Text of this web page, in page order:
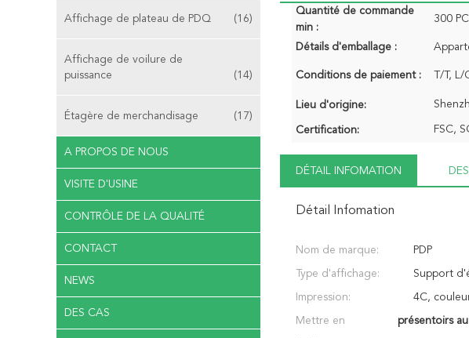
Affichage de plateau de PDQ (16)
Affichage de voilure de
puissance
(14)
Étagère de merchandisage (17)
A PROPOS DE NOUS
VISITE D'USINE
CONTRÔLE DE LA QUALITÉ
CONTACT
NEWS
DES CAS
Quantité de commande
min :
300
Détails d'emballage :
Conditions de paiement : T/T,
Lieu d'origine:
Certification: FSC,
DÉTAIL INFOMATION
Détail Infomation
Nom de marque: PDP
Type d'affichage: Support
Impression: 4C,
Mettre en présentoirs